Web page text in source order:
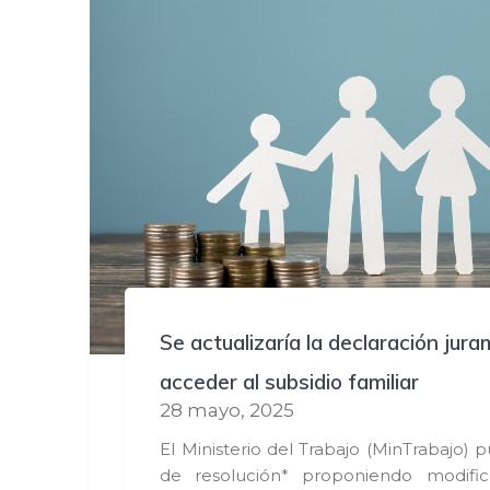
Se actualizaría la declaración
acceder al subsidio familiar
28 mayo, 2025
El Ministerio del Trabajo (MinTrabajo)
de resolución* proponiendo